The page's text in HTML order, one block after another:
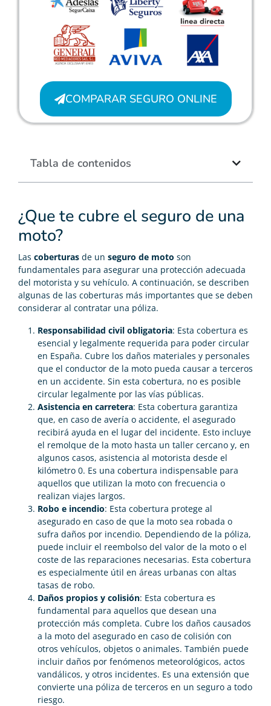
¿Que te cubre el seguro de una
moto?
Las coberturas de un seguro de moto son
fundamentales para asegurar una protección adecuada
del motorista y su vehículo. A continuación, se describen
algunas de las coberturas más importantes que se deben
considerar al contratar una póliza.
Responsabilidad civil obligatoria: Esta cobertura es
esencial y legalmente requerida para poder circular
en España. Cubre los daños materiales y personales
que el conductor de la moto pueda causar a terceros
en un accidente. Sin esta cobertura, no es posible
circular legalmente por las vías públicas.
Asistencia en carretera: Esta cobertura garantiza
que, en caso de avería o accidente, el asegurado
recibirá ayuda en el lugar del incidente. Esto incluye
el remolque de la moto hasta un taller cercano y, en
algunos casos, asistencia al motorista desde el
kilómetro 0. Es una cobertura indispensable para
aquellos que utilizan la moto con frecuencia o
realizan viajes largos.
Robo e incendio: Esta cobertura protege al
asegurado en caso de que la moto sea robada o
sufra daños por incendio. Dependiendo de la póliza,
puede incluir el reembolso del valor de la moto o el
coste de las reparaciones necesarias. Esta cobertura
es especialmente útil en áreas urbanas con altas
tasas de robo.
Daños propios y colisión: Esta cobertura es
fundamental para aquellos que desean una
protección más completa. Cubre los daños causados
a la moto del asegurado en caso de colisión con
otros vehículos, objetos o animales. También puede
incluir daños por fenómenos meteorológicos, actos
vandálicos, y otros incidentes. Es una extensión que
convierte una póliza de terceros en un seguro a todo
riesgo.
COMPARAR SEGURO ONLINE
Tabla de contenidos